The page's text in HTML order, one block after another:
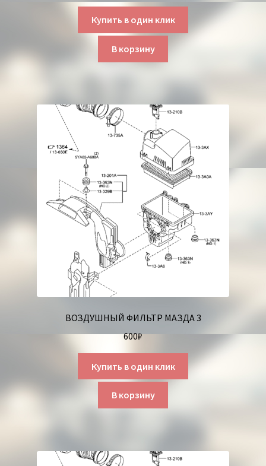
Купить в один клик
В корзину
ВОЗДУШНЫЙ ФИЛЬТР МАЗДА 3
600₽
Купить в один клик
В корзину